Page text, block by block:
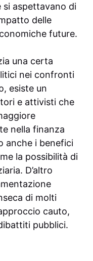
si aspettavano di
delle
future.
una certa
nei confronti
esiste un
e attivisti che
nella finanza
anche i benefici
la possibilità di
D’altro
di molti
cauto,
pubblici.